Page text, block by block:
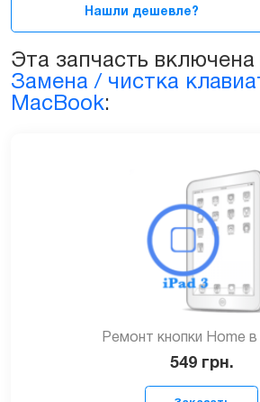
Нашли дешевле?
Эта запчасть включена
Замена / чистка
MacBook:
Ремонт кнопки Home в
549 грн.